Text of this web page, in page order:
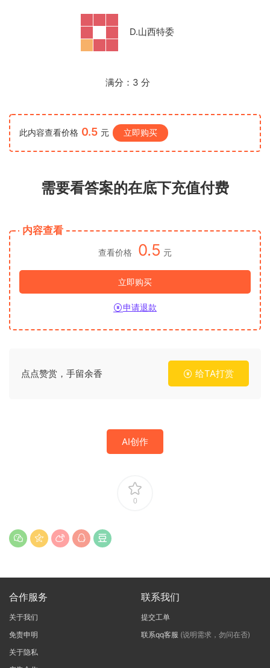
D.山西特委
满分： 3 分
此内容查看价格 0.5 元 立即购买
需要看答案的在底下充值付费
内容查看
查看价格 0.5 元
立即购买
申请退款
点点赞赏，手留余香 给TA打赏
AI创作
0
合作服务
关于我们
免责申明
关于隐私
联系我们
提交工单
联系qq客服 (说明需求，勿问在否)